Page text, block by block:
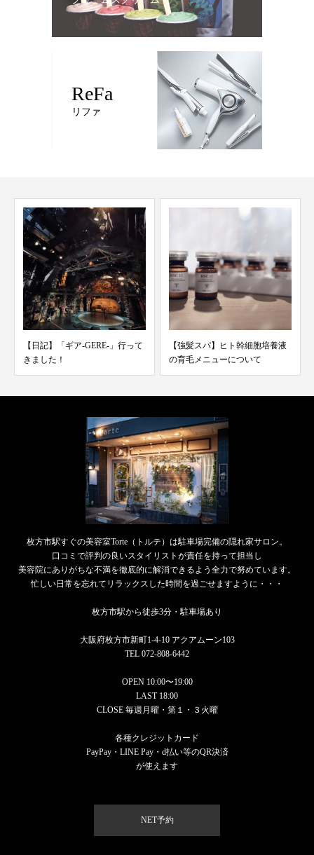
ReFa
リファ
【強髪スパ】ヒト幹細胞培養液
の育毛メニューについて
【N.（エヌドット）】新製品
『ナリッシングオイル』...
枚方市駅すぐの美容室Torte（トルテ）は駐車場完備の隠れ家サロン。
口コミで評判の良いスタイリストが責任を持って担当し
美容院にありがちな不満を徹底的に解消できるよう全力で努めています。
忙しい日常を忘れてリラックスした時間を過ごせますように・・・
枚方市駅から徒歩3分・駐車場あり
大阪府枚方市新町1-4-10 アクアムーン103
TEL 072-808-6442
OPEN 10:00〜19:00
LAST 18:00
CLOSE 毎週月曜・第１・３火曜
各種クレジットカード
PayPay・LINE Pay・d払い等のQR決済
が使えます
NET予約